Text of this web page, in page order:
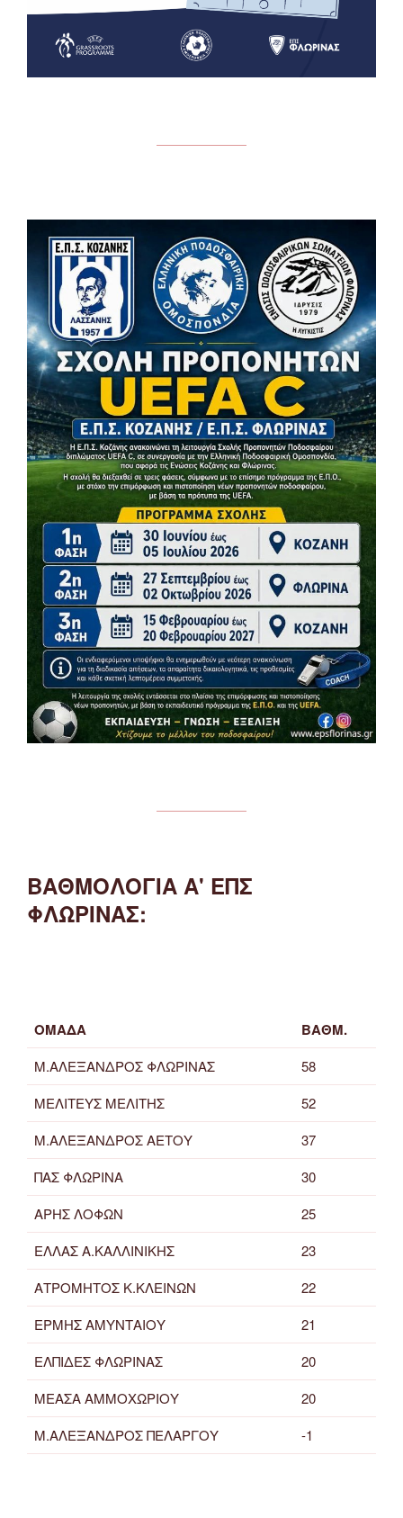
ΒΑΘΜΟΛΟΓΙΑ Α' ΕΠΣ
ΦΛΩΡΙΝΑΣ:
ΟΜΑΔΑ ΒΑΘΜ.
Μ.ΑΛΕΞΑΝΔΡΟΣ ΦΛΩΡΙΝΑΣ
58
ΜΕΛΙΤΕΥΣ ΜΕΛΙΤΗΣ
52
Μ.ΑΛΕΞΑΝΔΡΟΣ ΑΕΤΟΥ
37
ΠΑΣ ΦΛΩΡΙΝΑ
30
ΑΡΗΣ ΛΟΦΩΝ
25
ΕΛΛΑΣ Α.ΚΑΛΛΙΝΙΚΗΣ
23
ΑΤΡΟΜΗΤΟΣ Κ.ΚΛΕΙΝΩΝ
22
ΕΡΜΗΣ ΑΜΥΝΤΑΙΟΥ
21
ΕΛΠΙΔΕΣ ΦΛΩΡΙΝΑΣ
20
ΜΕΑΣΑ ΑΜΜΟΧΩΡΙΟΥ
20
Μ.ΑΛΕΞΑΝΔΡΟΣ ΠΕΛΑΡΓΟΥ
-1